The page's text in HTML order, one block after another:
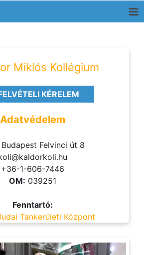
Miklós Kollégium
KÉRELEM
Adatvédelem
Felvinci út 8
+36-1-606-7446
OM: 039251
Fenntartó:
Tankerületi Központ